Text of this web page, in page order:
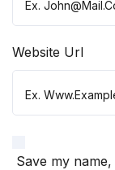
Website Url
Save my